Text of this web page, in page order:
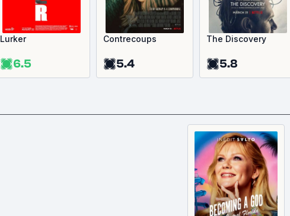
Lurker
6.5
Contrecoups
5.4
The Discovery
5.8